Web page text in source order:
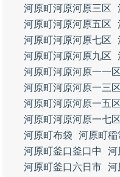
河原町河原河原三区
河原町河原河原五区
河原町河原河原七区
河原町河原河原九区
河原町河原河原一一区
河原町河原河原一三区
河原町河原河原一五区
河原町河原河原一七区
河原町布袋
河原町稲
河原町釜口釜口中
河
河原町釜口六日市 河